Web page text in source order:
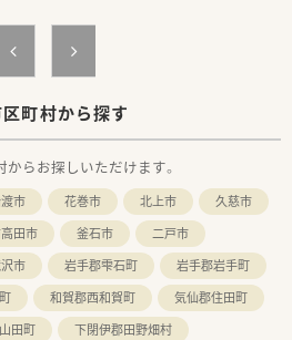
備など、薬剤師が業務に集中できる環境で
土日休み、残業ほぼなしという条件にこ
を高いレベルで両立させたい方に最適で
証プライム上場グループで、定年まで安
を探している方にぜひ検討いただきたい
ど、手厚い教育制度を活用して、将来的
い専門性と管理能力を身につけたい方に
町村から探す
らお探しいただけます。
市 花巻市 北上市
久慈市
田市 釜石市
二戸市
市 岩手郡雫石町
岩手郡岩手町
和賀郡西和賀町
気仙郡住田町
田町
下閉伊郡田野畑村